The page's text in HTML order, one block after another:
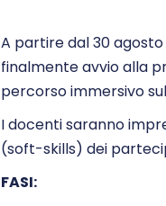
A partire dal 30 agosto
finalmente avvio alla
percorso immersivo
I docenti saranno
(soft-skills) dei
FASI: